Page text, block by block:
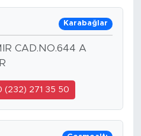
Karabağlar
CAD.NO.644 A
(232) 271 35 50